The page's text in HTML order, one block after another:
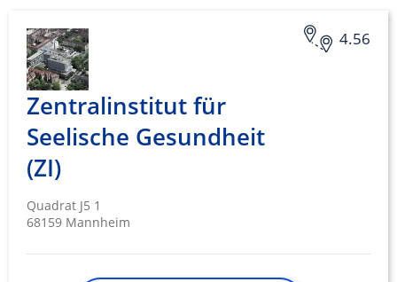
4.56
Zentralinstitut für
Seelische Gesundheit
(ZI)
Quadrat J5 1
68159 Mannheim
Nicht-IAB-Verarbeitungszwecke:
Notwendig
Performance
Funktional
Werbung